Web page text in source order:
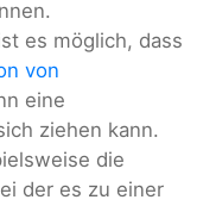
es möglich, dass
von
eine
ziehen kann.
die
der es zu einer